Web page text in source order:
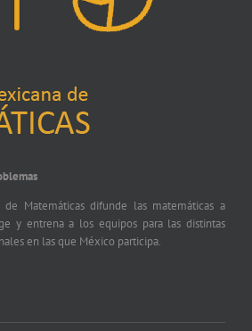
Matemáticas difunde las matemáticas a
y entrena a los equipos para las distintas
en las que México participa.